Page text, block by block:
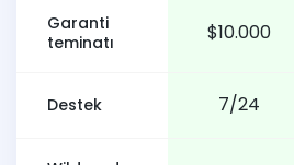
Garanti
teminatı
$10.000
Destek 7/24